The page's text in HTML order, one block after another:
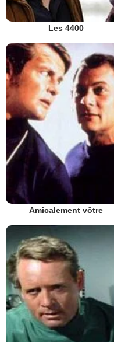
Les 4400
Amicalement vôtre